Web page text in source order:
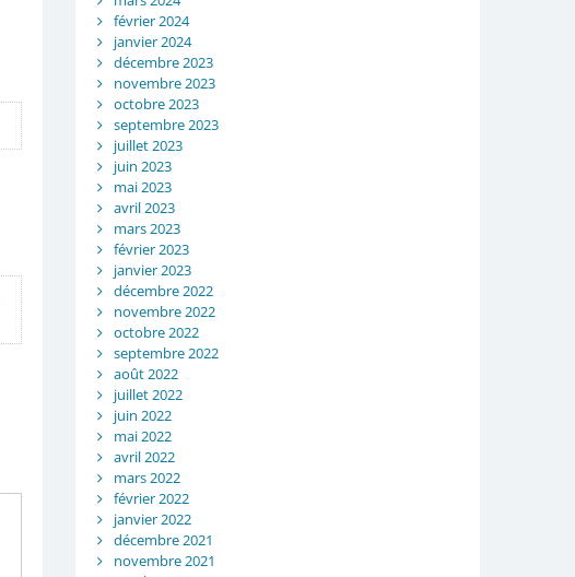
février 2024
janvier 2024
décembre 2023
novembre 2023
octobre 2023
septembre 2023
juillet 2023
juin 2023
mai 2023
avril 2023
mars 2023
février 2023
janvier 2023
décembre 2022
novembre 2022
octobre 2022
septembre 2022
août 2022
juillet 2022
juin 2022
mai 2022
avril 2022
mars 2022
février 2022
janvier 2022
décembre 2021
novembre 2021